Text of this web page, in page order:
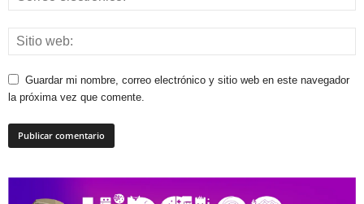
Guardar mi nombre, correo electrónico y sitio web en este navegador
la próxima vez que comente.